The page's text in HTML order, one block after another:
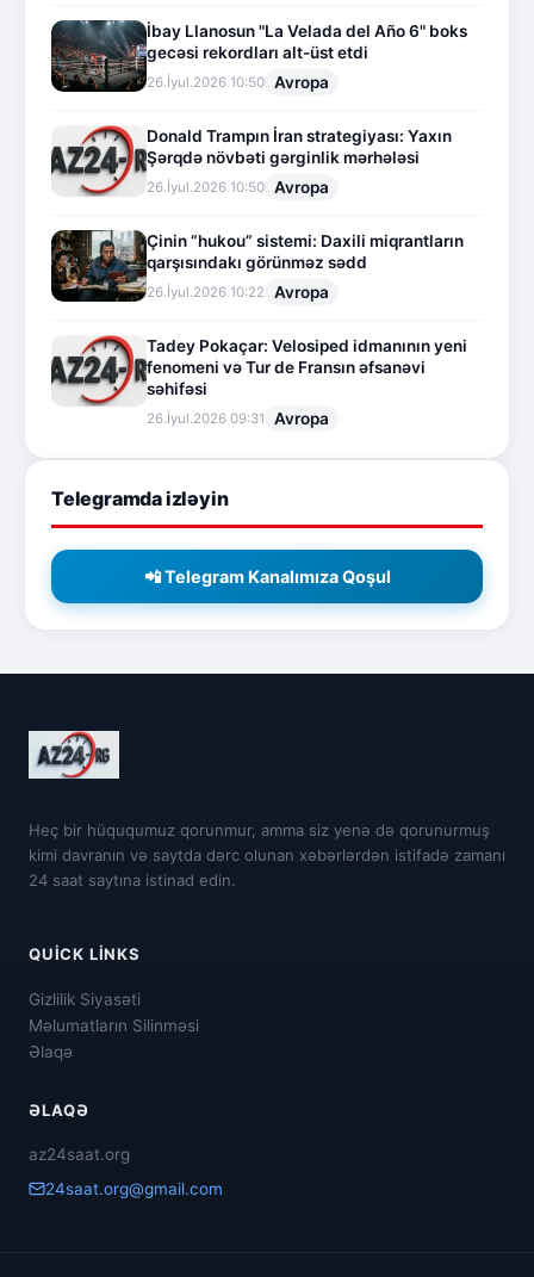
İbay Llanosun "La Velada del Año 6" boks
gecəsi rekordları alt-üst etdi
26.İyul.2026 10:50 Avropa
Donald Trampın İran strategiyası: Yaxın
Şərqdə növbəti gərginlik mərhələsi
26.İyul.2026 10:50 Avropa
Çinin “hukou” sistemi: Daxili miqrantların
qarşısındakı görünməz sədd
26.İyul.2026 10:22 Avropa
Tadey Pokaçar: Velosiped idmanının yeni
fenomeni və Tur de Fransın əfsanəvi
səhifəsi
26.İyul.2026 09:31 Avropa
Telegramda izləyin
📲 Telegram Kanalımıza Qoşul
Heç bir hüququmuz qorunmur, amma siz yenə də qorunurmuş
kimi davranın və saytda dərc olunan xəbərlərdən istifadə zamanı
24 saat saytına istinad edin.
QUICK LINKS
Gizlilik Siyasəti
Məlumatların Silinməsi
Əlaqə
ƏLAQƏ
az24saat.org
24saat.org@gmail.com